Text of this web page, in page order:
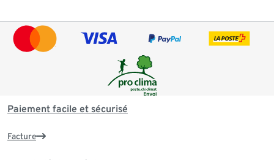
Paiement facile et sécurisé
Facture